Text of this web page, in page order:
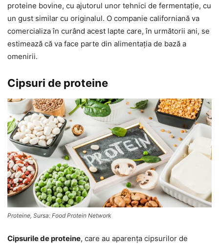
proteine bovine, cu ajutorul unor tehnici de fermentaţie, cu
un gust similar cu originalul. O companie californiană va
comercializa în curând acest lapte care, în următorii ani, se
estimează că va face parte din alimentaţia de bază a
omenirii.
Cipsuri de proteine
Proteine, Sursa: Food Protein Network
Cipsurile de proteine, care au aparenţa cipsurilor de